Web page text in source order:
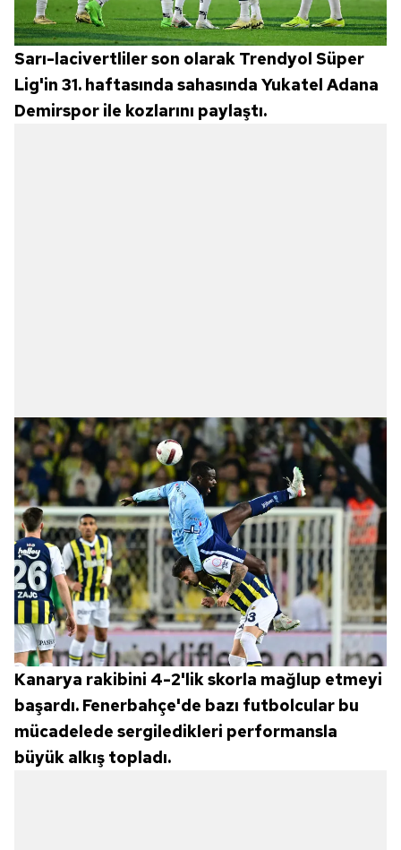
Sarı-lacivertliler son olarak Trendyol Süper
Lig'in 31. haftasında sahasında Yukatel Adana
Demirspor ile kozlarını paylaştı.
Kanarya rakibini 4-2'lik skorla mağlup etmeyi
başardı. Fenerbahçe'de bazı futbolcular bu
mücadelede sergiledikleri performansla
büyük alkış topladı.